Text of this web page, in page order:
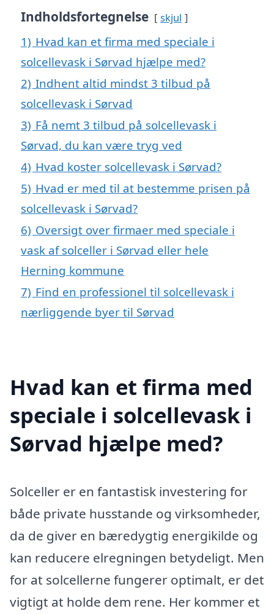
Indholdsfortegnelse skjul
1) Hvad kan et firma med speciale i
solcellevask i Sørvad hjælpe med?
2) Indhent altid mindst 3 tilbud på
solcellevask i Sørvad
3) Få nemt 3 tilbud på solcellevask i
Sørvad, du kan være tryg ved
4) Hvad koster solcellevask i Sørvad?
5) Hvad er med til at bestemme prisen på
solcellevask i Sørvad?
6) Oversigt over firmaer med speciale i
vask af solceller i Sørvad eller hele
Herning kommune
7) Find en professionel til solcellevask i
nærliggende byer til Sørvad
Hvad kan et firma med
speciale i solcellevask i
Sørvad hjælpe med?
Solceller er en fantastisk investering for
både private husstande og virksomheder,
da de giver en bæredygtig energikilde og
kan reducere elregningen betydeligt. Men
for at solcellerne fungerer optimalt, er det
vigtigt at holde dem rene. Her kommer et